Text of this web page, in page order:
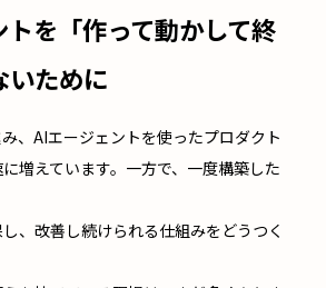
を「作って動かして終
いために
、AIエージェントを使ったプロダクト
増えています。一方で、一度構築した
、改善し続けられる仕組みをどうつく